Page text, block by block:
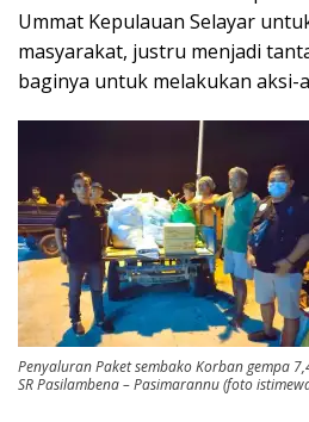
Ummat Kepulauan Selayar
masyarakat, justru menjadi
baginya untuk melakukan aksi-
Penyaluran Paket sembako Korban gempa
SR Pasilambena – Pasimarannu (foto